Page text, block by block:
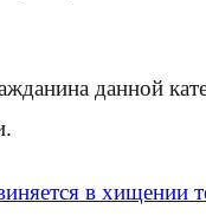
данной
в хищении